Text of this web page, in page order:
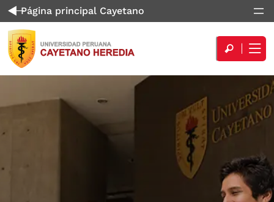
Página principal Cayetano